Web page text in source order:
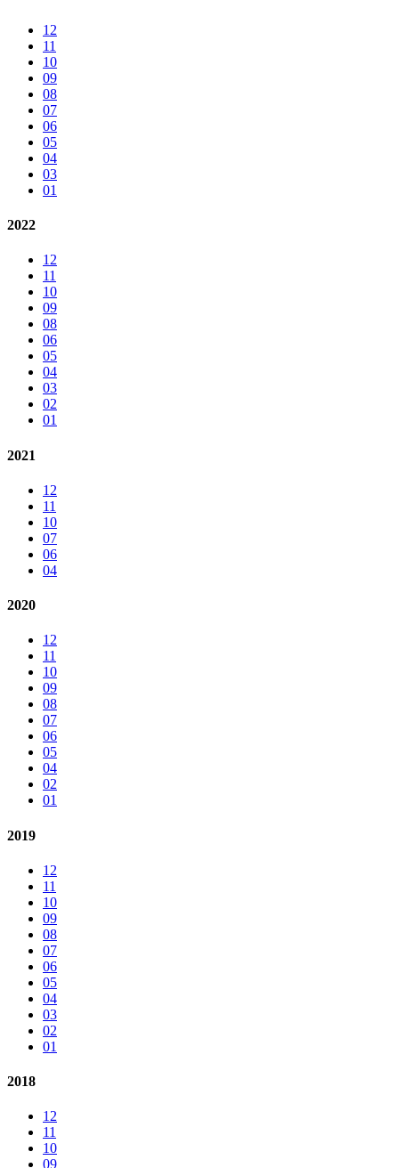
12
11
10
09
08
07
06
05
04
03
01
2022
12
11
10
09
08
06
05
04
03
02
01
2021
12
11
10
07
06
04
2020
12
11
10
09
08
07
06
05
04
02
01
2019
12
11
10
09
08
07
06
05
04
03
02
01
2018
12
11
10
09